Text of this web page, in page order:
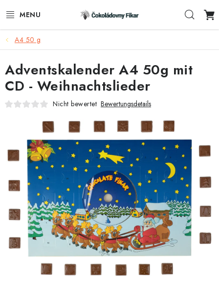
Inhalt
E-SHOP
WERBEARTIKEL
INFORMACE
AKTUALITY
VERBINDUNG
FUNKČNÍ ČOKOLÁDA
EXKURZE
Jak nakupovat Geschäftsbedingungen
Reklamace
Bedingungen zum Schutz personenbezogener Daten
A4 50 g
Adventskalender A4 50g mit
CD - Weihnachtslieder
Nicht bewertet Bewertungsdetails